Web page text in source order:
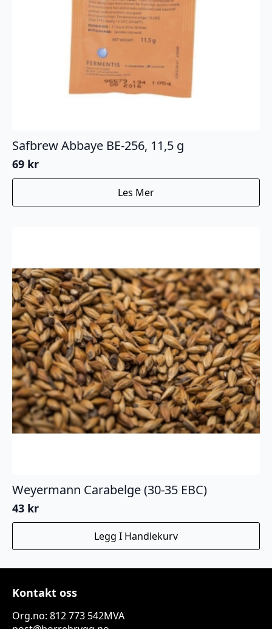
Safbrew Abbaye BE-256, 11,5 g
69 kr
Les Mer
Weyermann Carabelge (30-35 EBC)
43 kr
Legg I Handlekurv
Kontakt oss
Org.no: 812 773 542MVA